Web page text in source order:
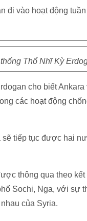
đi vào hoạt động
Thổ Nhĩ Kỳ
cho biết
các hoạt động
tiếp tục được hai
thông qua theo
Sochi, Nga, với sự
của Syria.